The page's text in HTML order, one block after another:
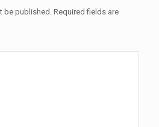
be published. Required fields are